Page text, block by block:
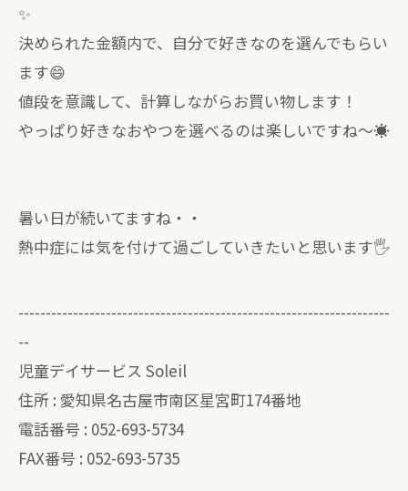
✨
決められた金額内で、自分で好きなのを選んでもらい
ます😄
値段を意識して、計算しながらお買い物します！
やっぱり好きなおやつを選べるのは楽しいですね〜☀
暑い日が続いてますね・・
熱中症には気を付けて過ごしていきたいと思います🖐️
--------------------------------------------------------------------
--
児童デイサービス Soleil
住所 : 愛知県名古屋市南区星宮町174番地
電話番号 : 052-693-5734
FAX番号 : 052-693-5735